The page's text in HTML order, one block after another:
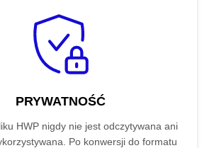
PRYWATNOŚĆ
HWP nigdy nie jest odczytywana ani
Po konwersji do formatu